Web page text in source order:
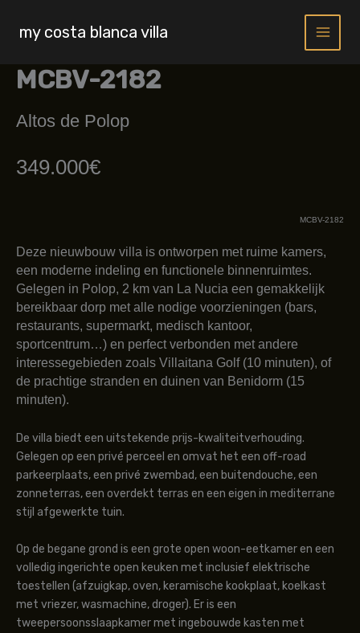
content
my costa blanca villa
MCBV-2182
Altos de Polop
349.000€
MCBV-2182
Deze nieuwbouw villa is ontworpen met ruime kamers,
een moderne indeling en functionele binnenruimtes.
Gelegen in Polop, 2 km van La Nucia een gemakkelijk
bereikbaar dorp met alle nodige voorzieningen (bars,
restaurants, supermarkt, medisch kantoor,
sportcentrum…) en perfect verbonden met andere
interessegebieden zoals Villaitana Golf (10 minuten), of
de prachtige stranden en duinen van Benidorm (15
minuten).
De villa biedt een uitstekende prijs-kwaliteitverhouding.
Gelegen op een privé perceel en omvat het een off-road
parkeerplaats, een privé zwembad, een buitendouche, een
zonneterras, een overdekt terras en een eigen in mediterrane
stijl afgewerkte tuin.
Op de begane grond is een grote open woon-eetkamer en een
volledig ingerichte open keuken met inclusief elektrische
toestellen (afzuigkap, oven, keramische kookplaat, koelkast
met vriezer, wasmachine, droger). Er is een
tweepersoonsslaapkamer met ingebouwde kasten met